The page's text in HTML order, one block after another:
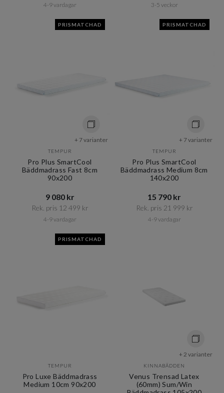
4-9 vardagar 3-5 veckor
PRISMATCHAD
+ 7 varianter
TEMPUR
Pro Plus SmartCool
Bäddmadrass Fast 8cm
90x200
9 080 kr​​
Rek. pris 12 499 kr​​
4-9 vardagar
PRISMATCHAD
+ 7 varianter
TEMPUR
Pro Plus SmartCool
Bäddmadrass Medium 8cm
140x200
15 790 kr​​
Rek. pris 21 999 kr​​
4-9 vardagar
PRISMATCHAD
TEMPUR
Pro Luxe Bäddmadrass
Medium 10cm 90x200
+ 2 varianter
KINNABÄDDEN
Venus Trensad Latex
(60mm) Sum/Win